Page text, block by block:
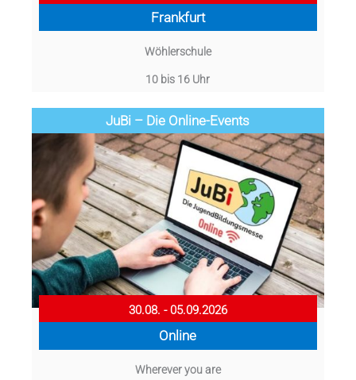
Frankfurt
Wöhlerschule
10 bis 16 Uhr
JuBi – Die Online-Events
30.08. - 05.09.2026
Online
Wherever you are